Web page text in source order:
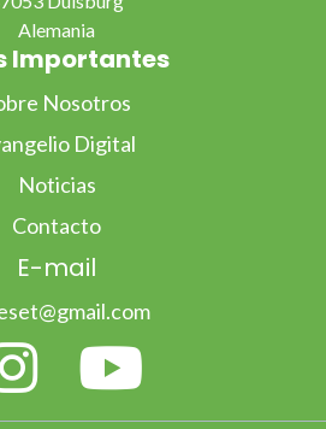
Alemania
Importantes
Nosotros
Digital
Noticias
Contacto
E-mail